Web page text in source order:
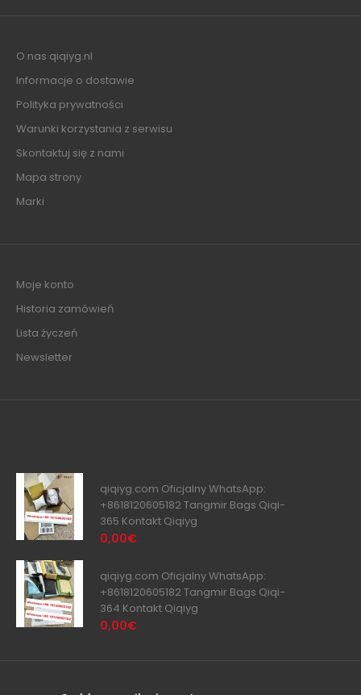
O nas qiqiyg.nl
Informacje o dostawie
Polityka prywatności
Warunki korzystania z serwisu
Skontaktuj się z nami
Mapa strony
Marki
Moje konto
Historia zamówień
Lista życzeń
Newsletter
qiqiyg.com Oficjalny WhatsApp:
+8618120605182 Tangmir Bags Qiqi-
365 Kontakt Qiqiyg
0,00€
qiqiyg.com Oficjalny WhatsApp:
+8618120605182 Tangmir Bags Qiqi-
364 Kontakt Qiqiyg
0,00€